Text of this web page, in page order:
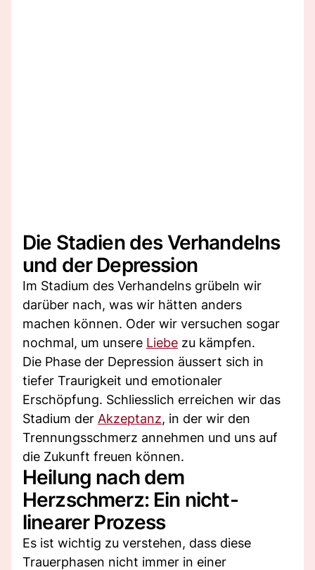
Die Stadien des Verhandelns
und der Depression
Im Stadium des Verhandelns grübeln wir
darüber nach, was wir hätten anders
machen können. Oder wir versuchen sogar
nochmal, um unsere Liebe zu kämpfen.
Die Phase der Depression äussert sich in
tiefer Traurigkeit und emotionaler
Erschöpfung. Schliesslich erreichen wir das
Stadium der Akzeptanz, in der wir den
Trennungsschmerz annehmen und uns auf
die Zukunft freuen können.
Heilung nach dem
Herzschmerz: Ein nicht-
linearer Prozess
Es ist wichtig zu verstehen, dass diese
Trauerphasen nicht immer in einer